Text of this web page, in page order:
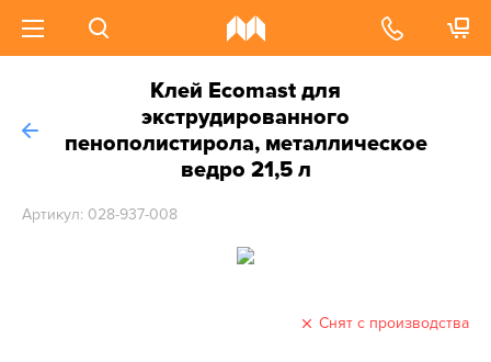
Клей Ecomast для
экструдированного
пенополистирола, металлическое
ведро 21,5 л
Артикул: 028-937-008
Снят с производства